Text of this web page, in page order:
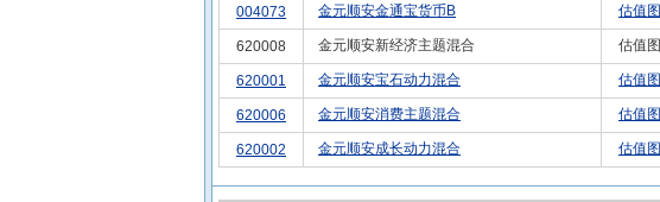
004073 金元顺安金通宝货币B 估值图
620008 金元顺安新经济主题混合 估值图
620001 金元顺安宝石动力混合 估值图
620006 金元顺安消费主题混合 估值图
620002 金元顺安成长动力混合 估值图